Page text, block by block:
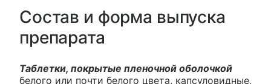
Состав и форма выпуска
препарата
Таблетки, покрытые пленочной оболочкой
белого или почти белого цвета, капсуловидные,